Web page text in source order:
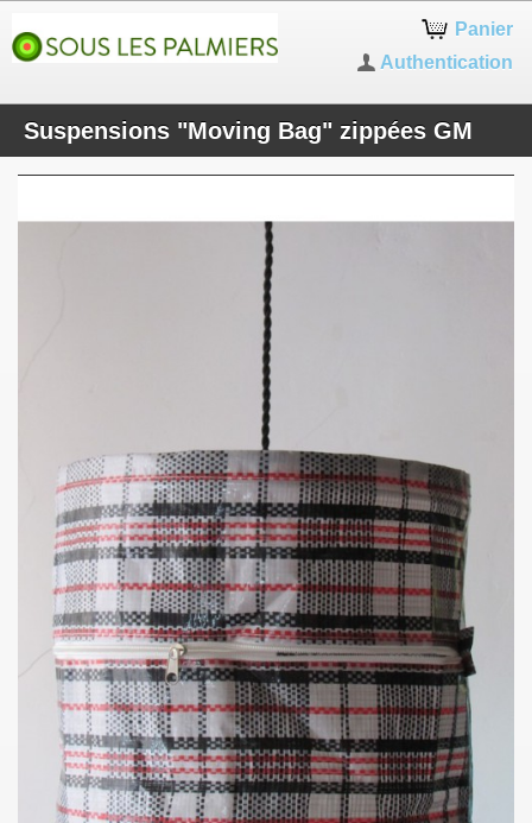
Panier
Authentication
Suspensions "Moving Bag" zippées GM